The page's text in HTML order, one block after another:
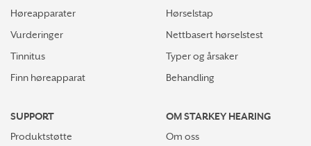
Høreapparater
Vurderinger
Tinnitus
Finn høreapparat
Hørselstap
Nettbasert hørselstest
Typer og årsaker
Behandling
SUPPORT
Produktstøtte
OM STARKEY HEARING
Om oss